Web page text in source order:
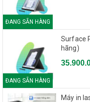
ĐANG SẴN HÀNG
ĐANG SẴN HÀNG
Surface
hãng)
Máy in